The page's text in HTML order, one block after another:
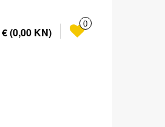
(0,00 KN)
0